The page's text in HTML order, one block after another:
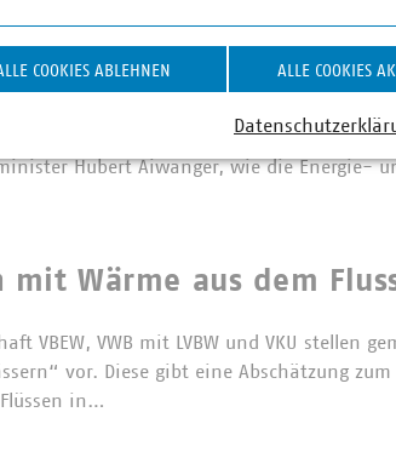
ist
Bayern in Neufahrn diskutierten
Hubert Aiwanger, wie die Energie-
Wärme aus dem
VBEW, VWB mit LVBW und VKU stellen
vor. Diese gibt eine Abschätzung
in…
COOKIES ABLEHNEN ALLE COOKIES